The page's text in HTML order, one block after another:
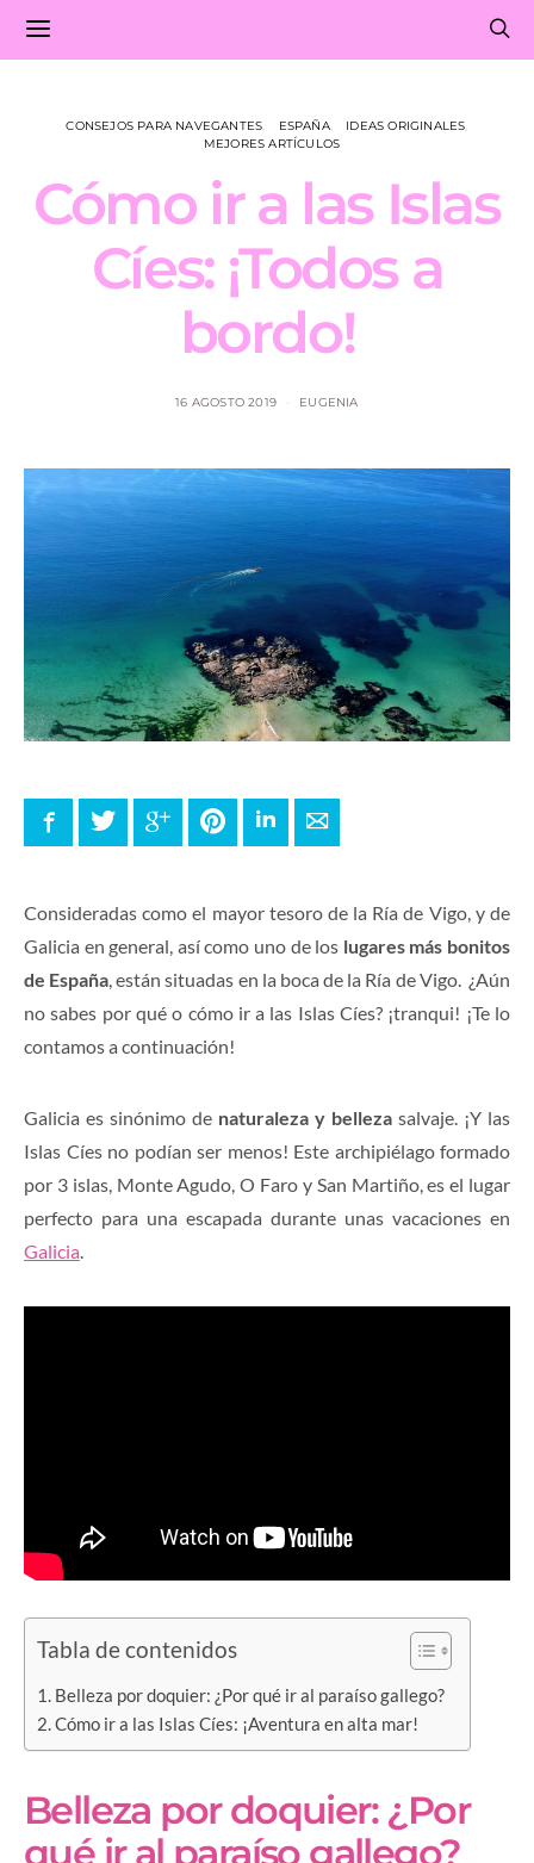
CONSEJOS PARA NAVEGANTES ESPAÑA
IDEAS ORIGINALES
MEJORES ARTÍCULOS
Cómo ir a las Islas
Cíes: ¡Todos a
bordo!
16 AGOSTO 2019 EUGENIA
FacebookTwitter Google+ PinterestLinkedInE-mail
Consideradas como el mayor tesoro de la Ría de Vigo, y de
Galicia en general, así como uno de los lugares más bonitos
de España, están situadas en la boca de la Ría de Vigo. ¿Aún
no sabes por qué o cómo ir a las Islas Cíes? ¡tranqui! ¡Te lo
contamos a continuación!
Galicia es sinónimo de naturaleza y belleza salvaje. ¡Y las
Islas Cíes no podían ser menos! Este archipiélago formado
por 3 islas, Monte Agudo, O Faro y San Martiño, es el lugar
perfecto para una escapada durante unas vacaciones en
Galicia.
Tabla de contenidos
Belleza por doquier: ¿Por qué ir al paraíso gallego?
Cómo ir a las Islas Cíes: ¡Aventura en alta mar!
Belleza por doquier: ¿Por
qué ir al paraíso gallego?